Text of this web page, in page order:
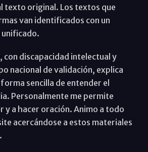
texto original. Los textos que
van identificados con un
con discapacidad intelectual y
nacional de validación, explica
sencilla de entender el
Personalmente me permite
y a hacer oración. Animo a todo
acercándose a estos materiales